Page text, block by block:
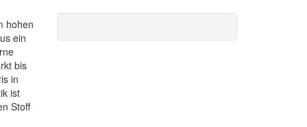
hohen
ein
bis
in
ist
Stoff